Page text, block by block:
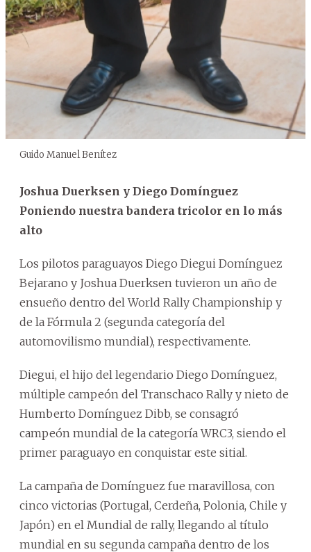
Guido Manuel Benítez
Joshua Duerksen y Diego Domínguez
Poniendo nuestra bandera tricolor en lo más
alto
Los pilotos paraguayos Diego Diegui Domínguez
Bejarano y Joshua Duerksen tuvieron un año de
ensueño dentro del World Rally Championship y
de la Fórmula 2 (segunda categoría del
automovilismo mundial), respectivamente.
Diegui, el hijo del legendario Diego Domínguez,
múltiple campeón del Transchaco Rally y nieto de
Humberto Domínguez Dibb, se consagró
campeón mundial de la categoría WRC3, siendo el
primer paraguayo en conquistar este sitial.
La campaña de Domínguez fue maravillosa, con
cinco victorias (Portugal, Cerdeña, Polonia, Chile y
Japón) en el Mundial de rally, llegando al título
mundial en su segunda campaña dentro de los